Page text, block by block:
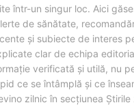
într-un singur loc. Aici
de sănătate,
și subiecte de interes
clar de echipa
verificată și utilă, nu
ce se întâmplă și ce
zilnic în secțiunea